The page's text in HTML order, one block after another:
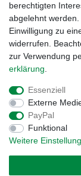
Widerrufs­recht
berechtigten
abgelehnt
Einwilligung zu
widerrufen.
zur Verwendung
erklärung
Essenziell
Externe
PayPal
Funktional
Weitere